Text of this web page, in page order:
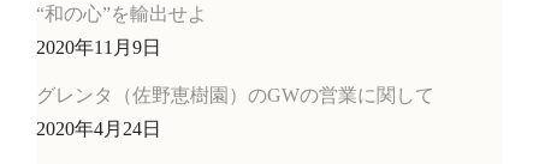
“和の心”を輸出せよ
2020年11月9日
グレンタ（佐野恵樹園）のGWの営業に関して
2020年4月24日